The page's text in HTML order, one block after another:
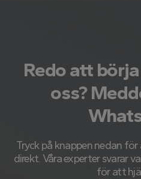
Redo att
oss?
Tryck på knappen nedan
direkt. Våra experter svarar
för att